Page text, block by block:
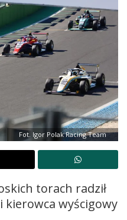
Fot. Igor Polak Racing Team
torach radził
kierowca wyścigowy